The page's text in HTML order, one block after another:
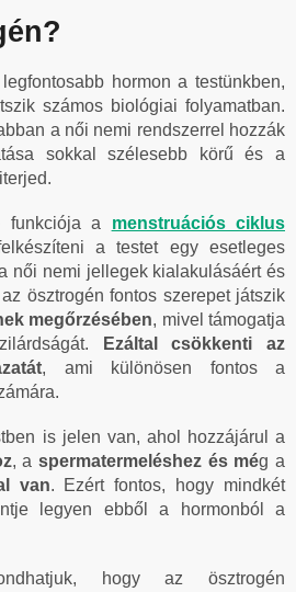
hormon a testünkben,
számos biológiai folyamatban.
a női nemi rendszerrel hozzák
sokkal szélesebb körű és a
funkciója a menstruációs ciklus
a testet egy esetleges
női nemi jellegek kialakulásáért és
ösztrogén fontos szerepet játszik
megőrzésében, mivel támogatja
Ezáltal csökkenti az
, ami különösen fontos a
is jelen van, ahol hozzájárul a
, aspermatermeléshez és még a
van. Ezért fontos, hogy mindkét
legyen ebből a hormonból a
hogy az ösztrogén